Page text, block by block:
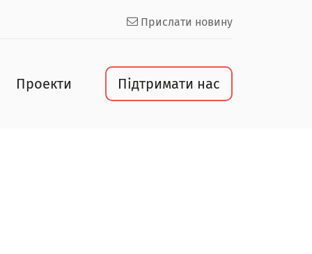
Прислати новину
Проекти Підтримати нас